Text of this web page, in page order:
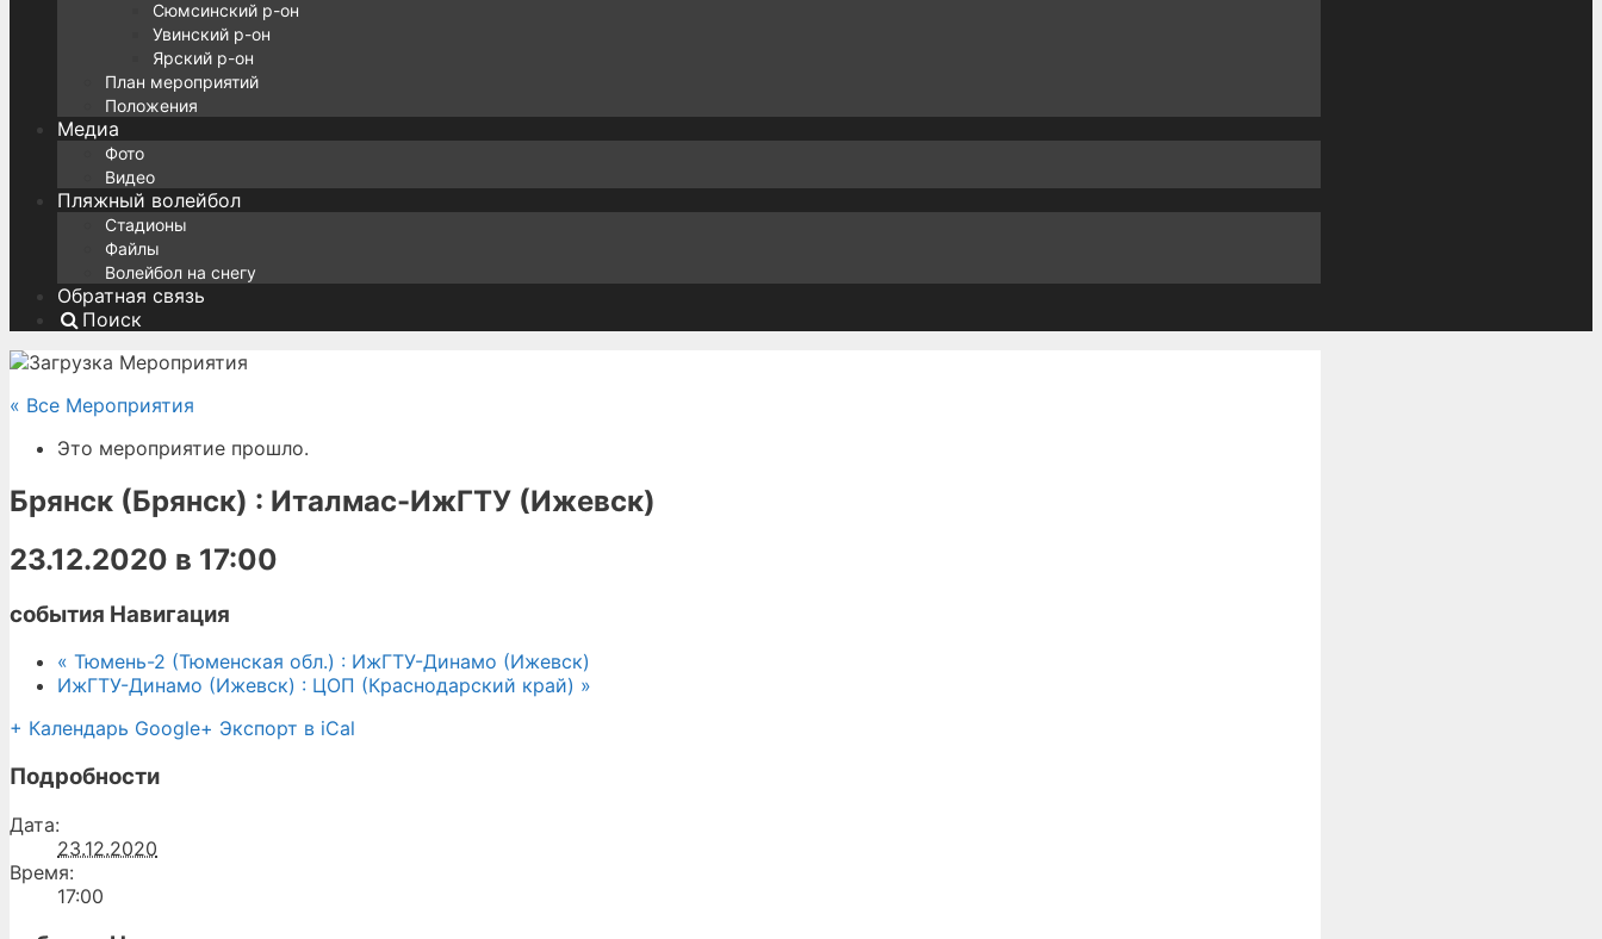
Сюмсинский р-он
Увинский р-он
Ярский р-он
План мероприятий
Положения
Медиа
Фото
Видео
Пляжный волейбол
Стадионы
Файлы
Волейбол на снегу
Обратная связь
Поиск
« Все Мероприятия
Это мероприятие прошло.
Брянск (Брянск) : Италмас-ИжГТУ (Ижевск)
23.12.2020 в 17:00
события Навигация
« Тюмень-2 (Тюменская обл.) : ИжГТУ-Динамо (Ижевск)
ИжГТУ-Динамо (Ижевск) : ЦОП (Краснодарский край) »
+ Календарь Google+ Экспорт в iCal
Подробности
Дата:
23.12.2020
Время:
17:00